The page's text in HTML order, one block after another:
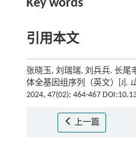
Key words
引用本文
张晓玉, 刘瑞瑞, 刘兵兵. 长尾
体全基因组序列（英文）[J].
2024, 47(02): 464-467
上一篇